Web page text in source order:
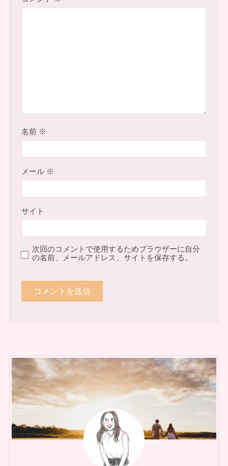
名前 ※
メール ※
サイト
次回のコメントで使用するためブラウザーに自分
の名前、メールアドレス、サイトを保存する。